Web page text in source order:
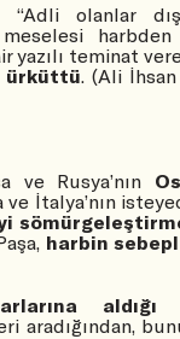
olanlar
harbden
yazılı teminat
ürküttü. (Ali İhsan
ve Rusya’nın
İtalya’nın
harbin
aldığı
aradığından,